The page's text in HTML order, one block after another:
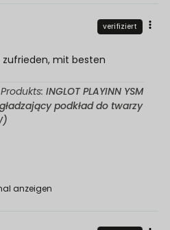
anzeigen
verifiziert
mit besten
INGLOT PLAYINN YSM
podkład do twarzy